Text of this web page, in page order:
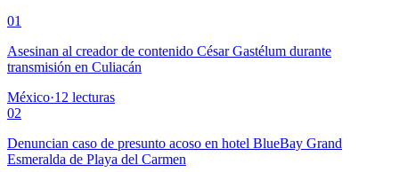
01
Asesinan al creador de contenido César Gastélum durante
transmisión en Culiacán
México·12 lecturas
02
Denuncian caso de presunto acoso en hotel BlueBay Grand
Esmeralda de Playa del Carmen